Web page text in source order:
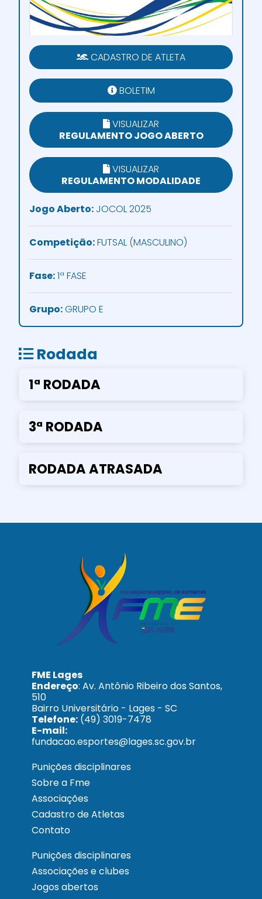
Rodada
1ª RODADA
3ª RODADA
RODADA ATRASADA
CADASTRO DE ATLETA
BOLETIM
VISUALIZAR
REGULAMENTO JOGO ABERTO
VISUALIZAR
REGULAMENTO MODALIDADE
Jogo Aberto: JOCOL 2025
Competição:FUTSAL (MASCULINO)
Fase:1ª FASE
Grupo:GRUPO E
FME Lages
Endereço: Av. Antônio Ribeiro dos Santos,
510
Bairro Universitário - Lages - SC
Telefone: (49) 3019-7478
E-mail:
fundacao.esportes@lages.sc.gov.br
Punições disciplinares
Sobre a Fme
Associações
Cadastro de Atletas
Contato
Punições disciplinares
Associações e clubes
Jogos abertos